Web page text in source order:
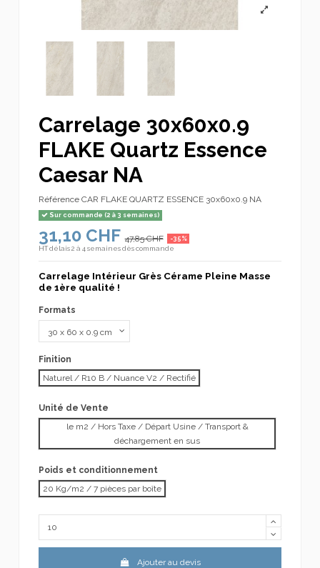
Carrelage 30x60x0.9
FLAKE Quartz Essence
Caesar NA
Référence CAR FLAKE QUARTZ ESSENCE 30x60x0.9 NA
Sur commande (2 à 3 semaines)
31,10 CHF 47,85 CHF -35%
HTdélais 2 à 4 semaines dès commande
Carrelage Intérieur Grès Cérame Pleine Masse
de 1ère qualité !
Formats
Finition
Naturel / R10 B / Nuance V2 / Rectifié
Unité de Vente
le m2 / Hors Taxe / Départ Usine / Transport &
déchargement en sus
Poids et conditionnement
20 Kg/m2 / 7 pièces par boîte
Ajouter au devis